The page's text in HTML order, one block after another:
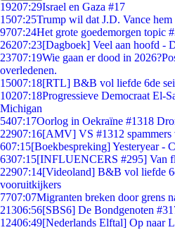
19207:29Israel en Gaza #17
1507:25Trump wil dat J.D. Vance
9707:24Het grote goedemorgen topic
26207:23[Dagboek] Veel aan hoofd -
23707:19Wie gaan er dood in
overledenen.
15007:18[RTL] B&B vol liefde 6de
10207:18Progressieve Democraat El-
Michigan
5407:17Oorlog in Oekraïne #1318
22907:16[AMV] VS #1312 spammers
607:15[Boekbespreking] Yesteryear -
6307:15[INFLUENCERS #295] Van
22907:14[Videoland] B&B vol liefde
vooruitkijkers
7707:07Migranten breken door grens
21306:56[SBS6] De Bondgenoten
12406:49[Nederlands Elftal] Op naar